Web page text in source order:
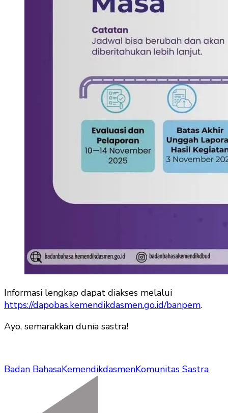
Informasi lengkap dapat diakses melalui
https://dapobas.kemendikdasmen.go.id/banpem.
Ayo, semarakkan dunia sastra!
Badan BahasaKemendikdasmenKomunitas Sastra